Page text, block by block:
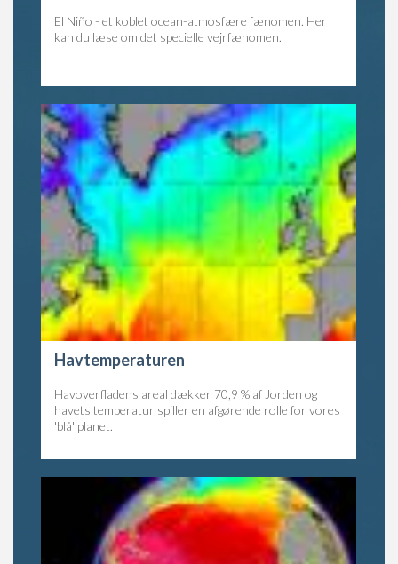
El Niño - et koblet ocean-atmosfære fænomen. Her
kan du læse om det specielle vejrfænomen.
Havtemperaturen
Havoverfladens areal dækker 70,9 % af Jorden og
havets temperatur spiller en afgørende rolle for vores
'blå' planet.